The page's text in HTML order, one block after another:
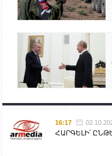
16:17
ՀԱՐԳԵԼԻ՛